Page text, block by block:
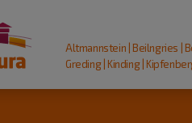
Altmannstein | Beilngries |
Greding | Kinding |